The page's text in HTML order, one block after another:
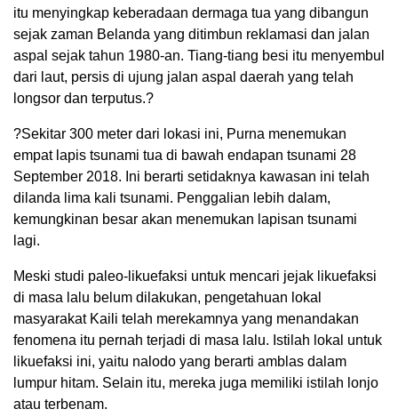
itu menyingkap keberadaan dermaga tua yang dibangun
sejak zaman Belanda yang ditimbun reklamasi dan jalan
aspal sejak tahun 1980-an. Tiang-tiang besi itu menyembul
dari laut, persis di ujung jalan aspal daerah yang telah
longsor dan terputus.?
?Sekitar 300 meter dari lokasi ini, Purna menemukan
empat lapis tsunami tua di bawah endapan tsunami 28
September 2018. Ini berarti setidaknya kawasan ini telah
dilanda lima kali tsunami. Penggalian lebih dalam,
kemungkinan besar akan menemukan lapisan tsunami
lagi.
Meski studi paleo-likuefaksi untuk mencari jejak likuefaksi
di masa lalu belum dilakukan, pengetahuan lokal
masyarakat Kaili telah merekamnya yang menandakan
fenomena itu pernah terjadi di masa lalu. Istilah lokal untuk
likuefaksi ini, yaitu nalodo yang berarti amblas dalam
lumpur hitam. Selain itu, mereka juga memiliki istilah lonjo
atau terbenam.